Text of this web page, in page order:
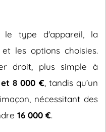
type d'appareil, la
les options choisies.
droit, plus simple à
8 000 € , tandis qu’un
nécessitant des
16 000 €.